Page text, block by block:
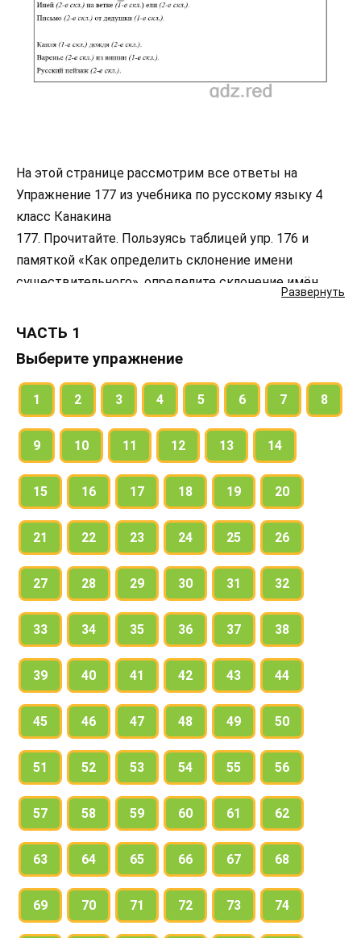
Развернуть
На этой странице рассмотрим все ответы на
Упражнение 177 из учебника по русскому языку 4
класс Канакина
177. Прочитайте. Пользуясь таблицей упр. 176 и
памяткой «Как определить склонение имени
существительного», определите склонение имён
ЧАСТЬ 1
Выберите упражнение
1 2 3 4 5 6 7 8
9 10 11 12 13 14
15 16 17 18 19 20
21 22 23 24 25 26
27 28 29 30 31 32
33 34 35 36 37 38
39 40 41 42 43 44
45 46 47 48 49 50
51 52 53 54 55 56
57 58 59 60 61 62
63 64 65 66 67 68
69 70 71 72 73 74